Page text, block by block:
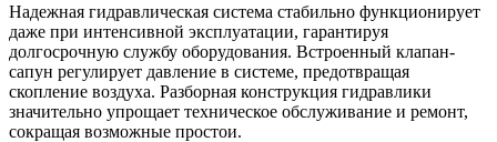
Надежная гидравлическая система стабильно функционирует
даже при интенсивной эксплуатации, гарантируя
долгосрочную службу оборудования. Встроенный клапан-
сапун регулирует давление в системе, предотвращая
скопление воздуха. Разборная конструкция гидравлики
значительно упрощает техническое обслуживание и ремонт,
сокращая возможные простои.